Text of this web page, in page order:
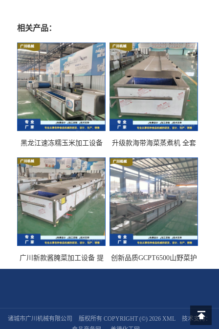
相关产品：
黑龙江速冻糯玉米加工设备
升级款海带海菜蒸煮机 全套
到家
广川新款酱腌菜加工设备 提
供成套生产线 （免费设计）
创新品质GCPT6500山野菜护
色杀青机 输送式 效率高
诸城市广川机械有限公司 版权所有 COPYRIGHT (©) 2026 XML
技术支持：